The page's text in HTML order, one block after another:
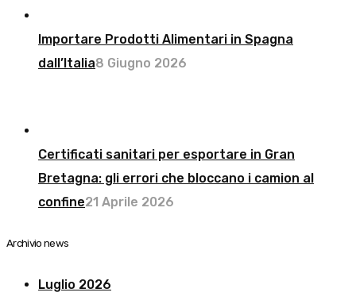
Importare Prodotti Alimentari in Spagna
dall’Italia8 Giugno 2026
Certificati sanitari per esportare in Gran
Bretagna: gli errori che bloccano i camion al
confine21 Aprile 2026
Archivio news
Luglio 2026